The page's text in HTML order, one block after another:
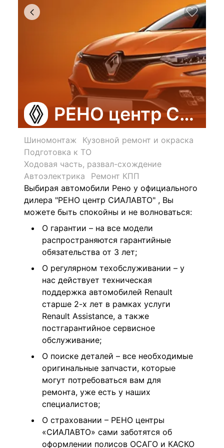
РЕНО центр
Шиномонтаж
Кузовной ремонт и окраска
Подготовка к ТО
Ходовая часть, развал-схождение
Автоэлектрика
Ремонт КПП
Выбирая автомобили Рено у официального
дилера "РЕНО центр СИАЛАВТО" , Вы
можете быть спокойны и не волноваться:
О гарантии – на все модели
распространяются гарантийные
обязательства от 3 лет;
О регулярном техобслуживании – у
нас действует техническая
поддержка автомобилей Renault
старше 2-х лет в рамках услуги
Renault Assistance, а также
постгарантийное сервисное
обслуживание;
О поиске деталей – все необходимые
оригинальные запчасти, которые
могут потребоваться вам для
ремонта, уже есть у наших
специалистов;
О страховании – РЕНО центры
«СИАЛАВТО» сами заботятся об
оформлении полисов ОСАГО и КАСКО